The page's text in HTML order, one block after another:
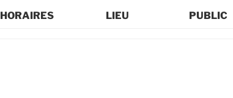
HORAIRES LIEU PUBLIC